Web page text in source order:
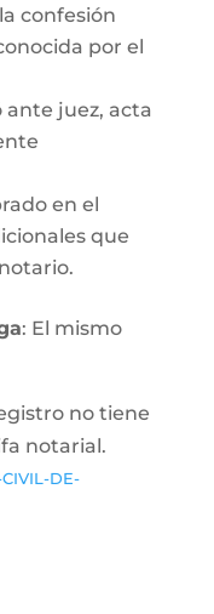
confesión
por el
ante juez, acta
en el
que
: El mismo
no tiene
notarial.
DE-